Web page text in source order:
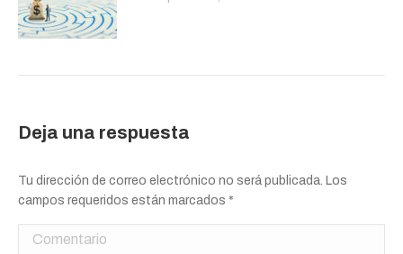
Deja una respuesta
Tu dirección de correo electrónico no será publicada. Los
campos requeridos están marcados *
Comentario